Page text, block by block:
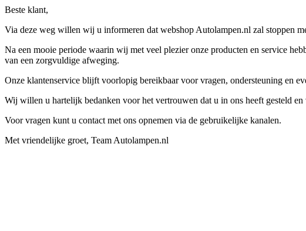
Beste klant,
Via deze weg willen wij u informeren dat webshop Autolampen.nl zal stoppen
Na een mooie periode waarin wij met veel plezier onze producten en service
van een zorgvuldige afweging.
Onze klantenservice blijft voorlopig bereikbaar voor vragen, ondersteuning en
Wij willen u hartelijk bedanken voor het vertrouwen dat u in ons heeft gesteld
Voor vragen kunt u contact met ons opnemen via de gebruikelijke kanalen.
Met vriendelijke groet, Team Autolampen.nl